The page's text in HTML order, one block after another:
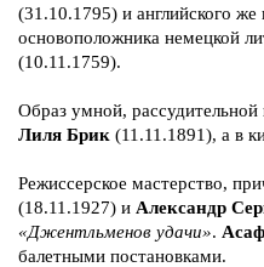
(31.10.1795) и английского
основоположника немецкой
(10.11.1759).
Образ умной,
Лиля Брик (11.11.1891), а в
Режиссерское мастерство,
(18.11.1927) и Александр
«Джентльменов удачи».
балетными постановками.